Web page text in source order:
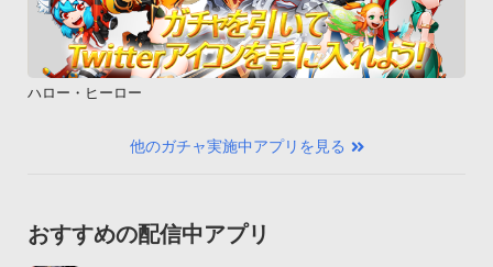
ハロー・ヒーロー
他のガチャ実施中アプリを見る
おすすめの配信中アプリ